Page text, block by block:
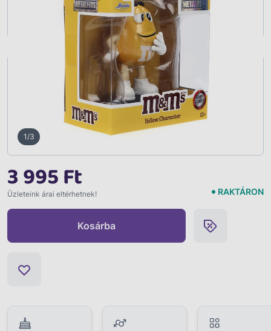
1/3
3 995 Ft
Üzleteink árai eltérhetnek! RAKTÁRON
Kosárba